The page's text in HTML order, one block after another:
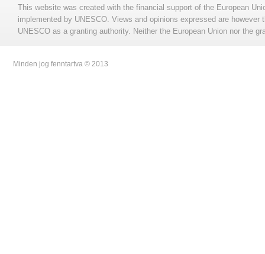
This website was created with the financial support of the European
implemented by UNESCO. Views and opinions expressed are
UNESCO as a granting authority. Neither the European Union nor the
Minden jog fenntartva © 2013